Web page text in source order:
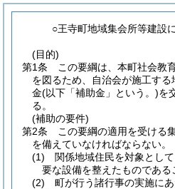
○王寺町地域集会所等建設
(目的)
第1条
この要綱は、本町社会教
を図るため、自治会が施工す
金(以下「補助金」という。)を
る。
(補助の要件)
第2条
この要綱の適用を受ける
を備えていなければならない。
(1)
関係地域住民を対象とし
要な設備を整えたものである
(2)
町が行う諸行事の実施に